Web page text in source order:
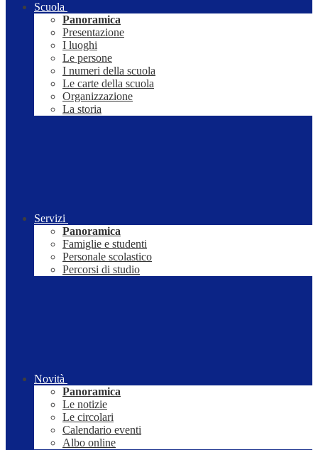
Scuola
Panoramica
Presentazione
I luoghi
Le persone
I numeri della scuola
Le carte della scuola
Organizzazione
La storia
Servizi
Panoramica
Famiglie e studenti
Personale scolastico
Percorsi di studio
Novità
Panoramica
Le notizie
Le circolari
Calendario eventi
Albo online